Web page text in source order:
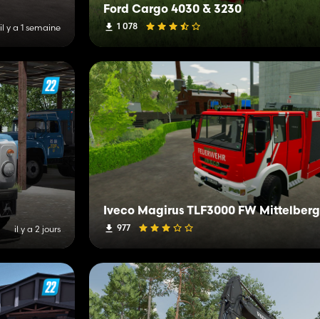
il y a 1 semaine
Ford Cargo 4030 & 3230
1 078
il y a 2 jours
Iveco Magirus TLF3000 FW Mittelberg
977